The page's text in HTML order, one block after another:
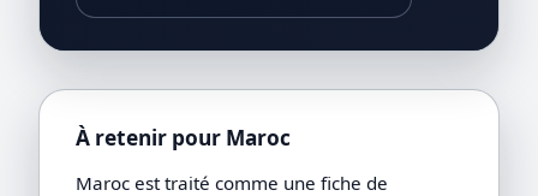
À retenir pour Maroc
Maroc est traité comme une fiche de